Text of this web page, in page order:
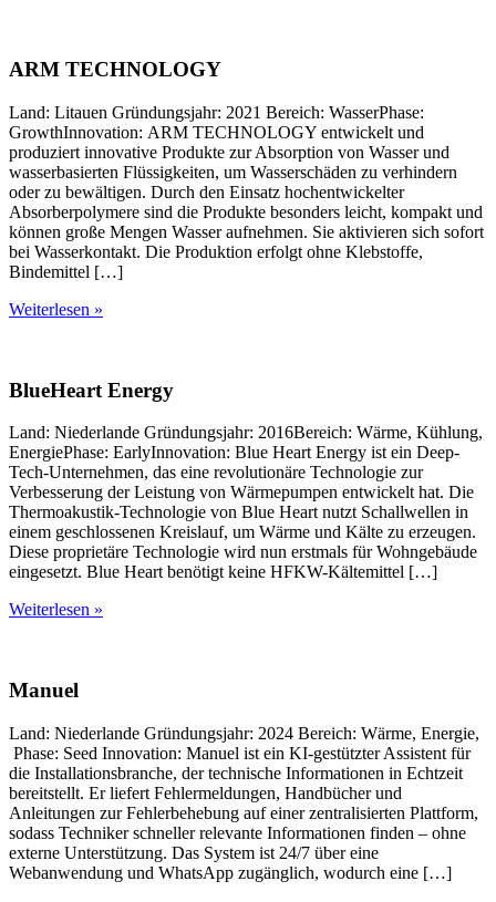
ARM TECHNOLOGY
Land: Litauen Gründungsjahr: 2021 Bereich: WasserPhase:
GrowthInnovation: ARM TECHNOLOGY entwickelt und
produziert innovative Produkte zur Absorption von Wasser und
wasserbasierten Flüssigkeiten, um Wasserschäden zu verhindern
oder zu bewältigen. Durch den Einsatz hochentwickelter
Absorberpolymere sind die Produkte besonders leicht, kompakt und
können große Mengen Wasser aufnehmen. Sie aktivieren sich sofort
bei Wasserkontakt. Die Produktion erfolgt ohne Klebstoffe,
Bindemittel […]
Weiterlesen »
BlueHeart Energy
Land: Niederlande Gründungsjahr: 2016Bereich: Wärme, Kühlung,
EnergiePhase: EarlyInnovation: Blue Heart Energy ist ein Deep-
Tech-Unternehmen, das eine revolutionäre Technologie zur
Verbesserung der Leistung von Wärmepumpen entwickelt hat. Die
Thermoakustik-Technologie von Blue Heart nutzt Schallwellen in
einem geschlossenen Kreislauf, um Wärme und Kälte zu erzeugen.
Diese proprietäre Technologie wird nun erstmals für Wohngebäude
eingesetzt. Blue Heart benötigt keine HFKW-Kältemittel […]
Weiterlesen »
Manuel
Land: Niederlande Gründungsjahr: 2024 Bereich: Wärme, Energie,
Phase: Seed Innovation: Manuel ist ein KI-gestützter Assistent für
die Installationsbranche, der technische Informationen in Echtzeit
bereitstellt. Er liefert Fehlermeldungen, Handbücher und
Anleitungen zur Fehlerbehebung auf einer zentralisierten Plattform,
sodass Techniker schneller relevante Informationen finden – ohne
externe Unterstützung. Das System ist 24/7 über eine
Webanwendung und WhatsApp zugänglich, wodurch eine […]